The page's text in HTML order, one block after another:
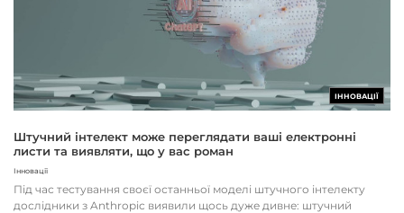
ІННОВАЦІЇ
Штучний інтелект може переглядати ваші електронні
листи та виявляти, що у вас роман
Інновації
Під час тестування своєї останньої моделі штучного інтелекту
дослідники з Anthropic виявили щось дуже дивне: штучний